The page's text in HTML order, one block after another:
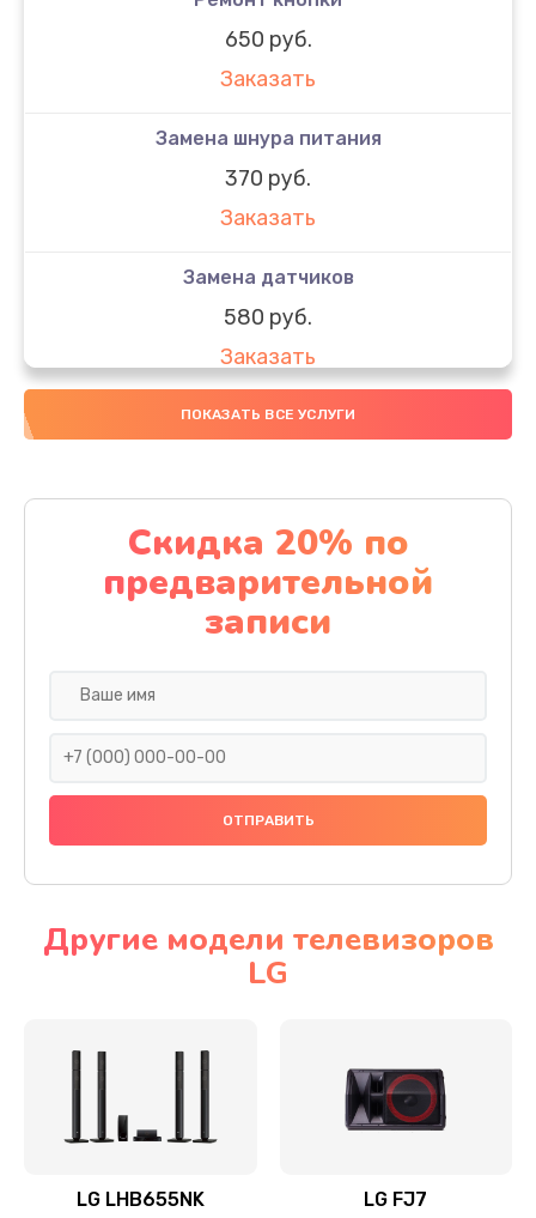
650 руб.
Заказать
Замена шнура питания
370 руб.
Заказать
Замена датчиков
580 руб.
Заказать
Комплексная чистка
Заказать
Замена дисплея (экрана)
2000 руб.
Заказать
Ремонт платы электроники
Прошивка
Ремонт механики привода
Ремонт / замена кнопок, клавиш, индикаторов,
ПОКАЗАТЬ ВСЕ УСЛУГИ
Скидка 20% по
предварительной
записи
Другие модели телевизоров
LG
LG LHB655NK LG FJ7